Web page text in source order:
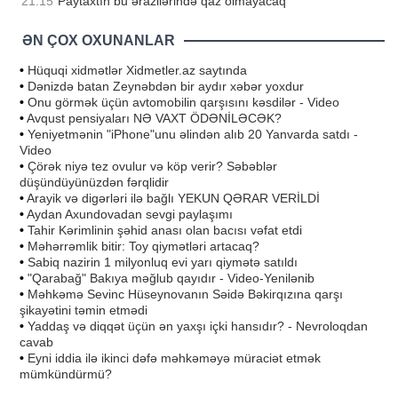
ƏN ÇOX OXUNANLAR
• Hüquqi xidmətlər Xidmetler.az saytında
• Dənizdə batan Zeynəbdən bir aydır xəbər yoxdur
• Onu görmək üçün avtomobilin qarşısını kəsdilər - Video
•Avqust pensiyaları NƏ VAXT ÖDƏNİLƏCƏK?
• Yeniyetmənin "iPhone"unu əlindən alıb 20 Yanvarda satdı -
Video
• Çörək niyə tez ovulur və köp verir? Səbəblər
düşündüyünüzdən fərqlidir
•Arayik və digərləri ilə bağlı YEKUN QƏRAR VERİLDİ
•Aydan Axundovadan sevgi paylaşımı
• Tahir Kərimlinin şəhid anası olan bacısı vəfat etdi
• Məhərrəmlik bitir: Toy qiymətləri artacaq?
• Sabiq nazirin 1 milyonluq evi yarı qiymətə satıldı
• "Qarabağ" Bakıya məğlub qayıdır - Video-Yenilənib
• Məhkəmə Sevinc Hüseynovanın Səidə Bəkirqızına qarşı
şikayətini təmin etmədi
• Yaddaş və diqqət üçün ən yaxşı içki hansıdır? - Nevroloqdan
cavab
• Eyni iddia ilə ikinci dəfə məhkəməyə müraciət etmək
mümkündürmü?